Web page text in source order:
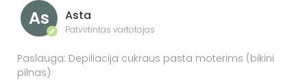
As
✔
Asta
Patvirtintas vartotojas
Paslauga: Depiliacija cukraus pasta moterims (bikini
pilnas)